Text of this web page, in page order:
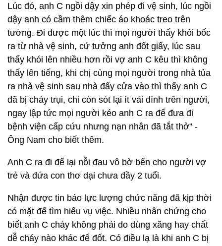
Lúc đó, anh C ngồi dậy xin phép đi vệ sinh, lúc ngồi
dậy anh có cầm thêm chiếc áo khoác treo trên
tường. Đi được một lúc thì mọi người thấy khói bốc
ra từ nhà vệ sinh, cứ tưởng anh đốt giấy, lúc sau
thấy khói lên nhiều hơn rồi vợ anh C kêu thì không
thấy lên tiếng, khi chị cùng mọi người trong nhà tủa
ra nhà vệ sinh sau nhà đẩy cửa vào thì thấy anh C
đã bị cháy trụi, chỉ còn sót lại ít vải dính trên người,
ngay lập tức mọi người kéo anh C ra để đưa đi
bệnh viện cấp cứu nhưng nạn nhân đã tắt thở" -
Ông Nam cho biết thêm.
Anh C ra đi để lại nỗi đau vô bờ bến cho người vợ
trẻ và đứa con thơ dại chưa đầy 2 tuổi.
Nhận được tin báo lực lượng chức năng đã kịp thời
có mặt để tìm hiểu vụ việc. Nhiều nhân chứng cho
biết anh C cháy không phải do dùng xăng hay chất
dễ cháy nào khác để đốt. Có điều lạ là khi anh C bị